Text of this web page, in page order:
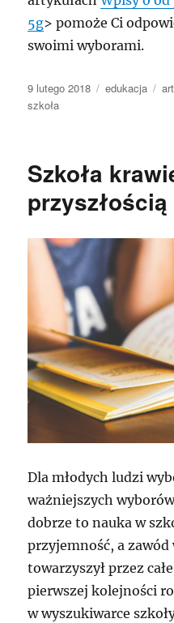
5g> pomoże Ci
swoimi wyborami.
Data
publikacji
9 lutego 2018 Kategorie
edukacja
szkoła
Szkoła
przyszłością
Dla młodych ludzi
ważniejszych
dobrze to nauka w
przyjemność, a
towarzyszył przez
pierwszej kolejności
w wyszukiwarce